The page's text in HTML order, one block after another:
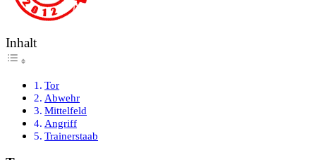
Inhalt
Tor
Abwehr
Mittelfeld
Angriff
Trainerstaab